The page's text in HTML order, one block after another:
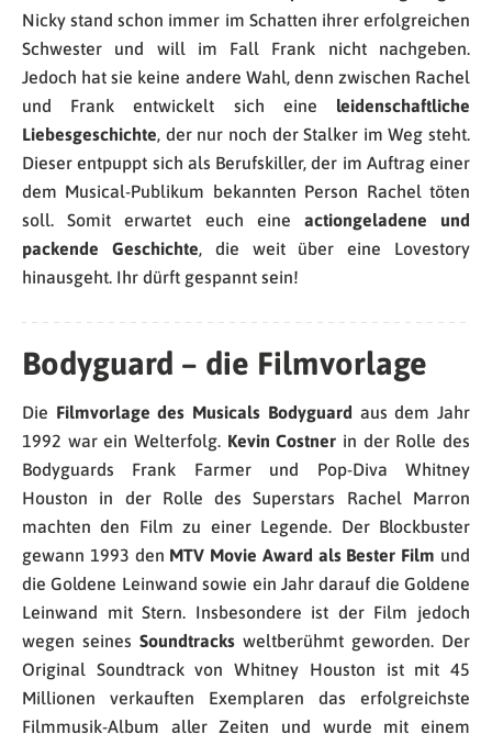
Nicky stand schon immer im Schatten ihrer erfolgreichen
Schwester und will im Fall Frank nicht nachgeben.
Jedoch hat sie keine andere Wahl, denn zwischen Rachel
und Frank entwickelt sich eine leidenschaftliche
Liebesgeschichte , der nur noch der Stalker im Weg steht.
Dieser entpuppt sich als Berufskiller, der im Auftrag einer
dem Musical-Publikum bekannten Person Rachel töten
soll. Somit erwartet euch eine actiongeladene und
packende Geschichte , die weit über eine Lovestory
hinausgeht. Ihr dürft gespannt sein!
Bodyguard – die Filmvorlage
Die Filmvorlage des Musicals Bodyguard aus dem Jahr
1992 war ein Welterfolg. Kevin Costner in der Rolle des
Bodyguards Frank Farmer und Pop-Diva Whitney
Houston in der Rolle des Superstars Rachel Marron
machten den Film zu einer Legende. Der Blockbuster
gewann 1993 den MTV Movie Award als Bester Film und
die Goldene Leinwand sowie ein Jahr darauf die Goldene
Leinwand mit Stern. Insbesondere ist der Film jedoch
wegen seines Soundtracks weltberühmt geworden. Der
Original Soundtrack von Whitney Houston ist mit 45
Millionen verkauften Exemplaren das erfolgreichste
Filmmusik-Album aller Zeiten und wurde mit einem